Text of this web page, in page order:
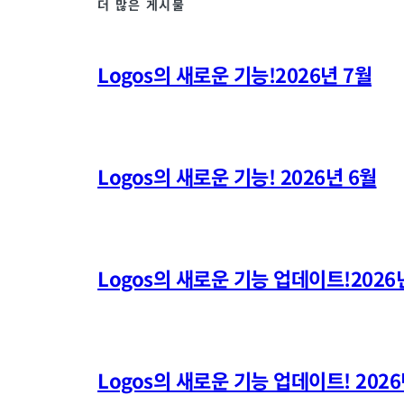
더 많은 게시물
Logos의 새로운 기능!2026년 7월
Logos의 새로운 기능! 2026년 6월
Logos의 새로운 기능 업데이트!2026
Logos의 새로운 기능 업데이트!